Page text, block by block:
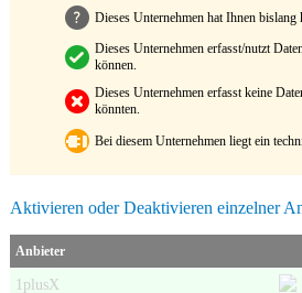
Dieses Unternehmen hat Ihnen bislang
Dieses Unternehmen erfasst/nutzt
können.
Dieses Unternehmen erfasst keine
könnten.
Bei diesem Unternehmen liegt ein